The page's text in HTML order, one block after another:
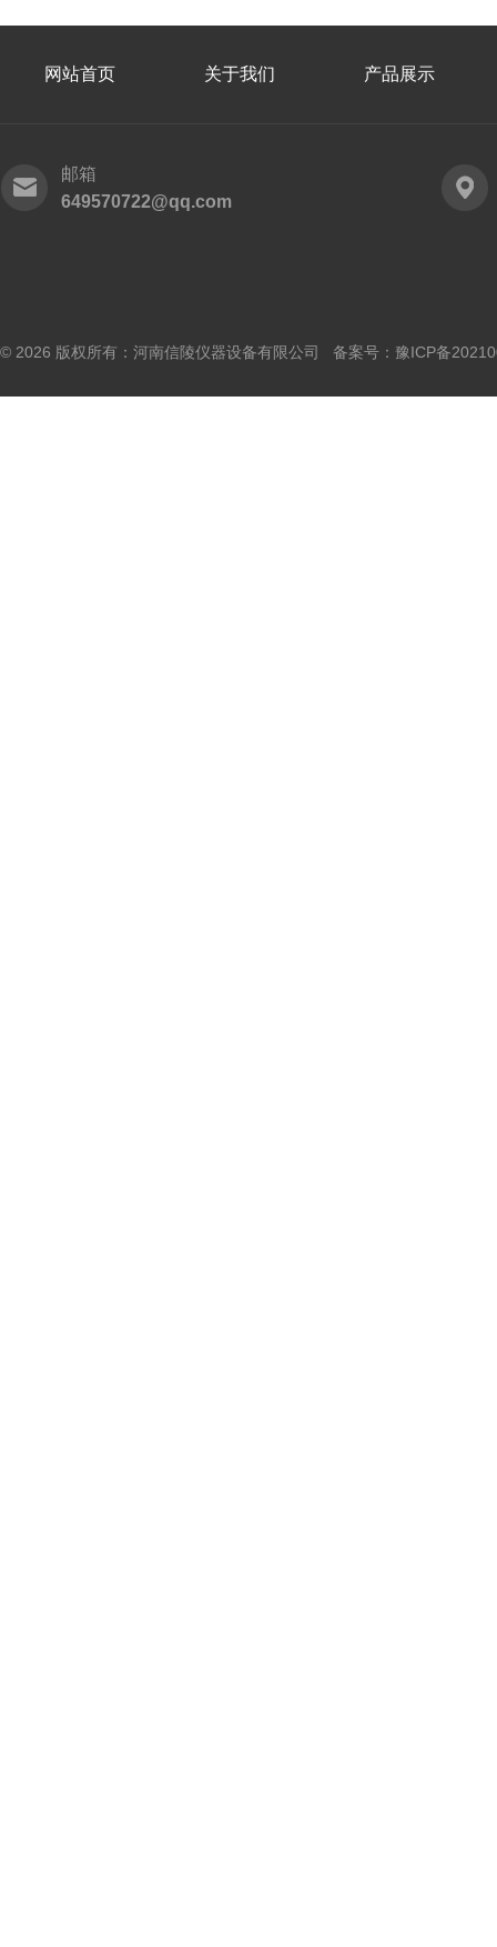
网站首页 关于我们 产品展示
邮箱
649570722@qq.com
© 2026 版权所有：河南信陵仪器设备有限公司 备案号： 豫ICP备